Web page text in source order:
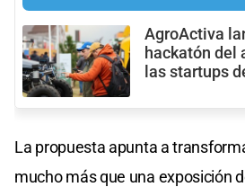
AgroActiva
hackatón del
las startups
La propuesta apunta a
mucho más que una exposición